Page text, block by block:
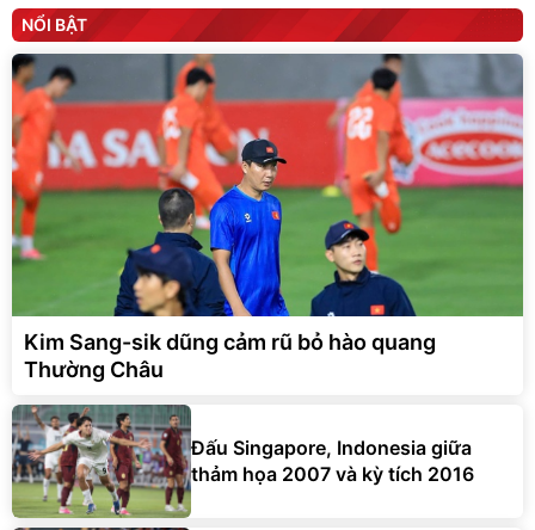
NỔI BẬT
Kim Sang-sik dũng cảm rũ bỏ hào quang
Thường Châu
Đấu Singapore, Indonesia giữa
thảm họa 2007 và kỳ tích 2016